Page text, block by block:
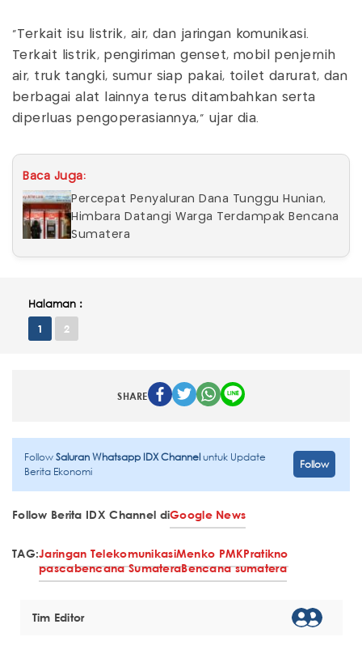
“Terkait isu listrik, air, dan jaringan komunikasi.
Terkait listrik, pengiriman genset, mobil penjernih
air, truk tangki, sumur siap pakai, toilet darurat, dan
berbagai alat lainnya terus ditambahkan serta
diperluas pengoperasiannya,” ujar dia.
Baca Juga:
Percepat Penyaluran Dana Tunggu Hunian,
Himbara Datangi Warga Terdampak Bencana
Sumatera
Halaman :
1 2
SHARE
FollowSaluran Whatsapp IDX Channeluntuk Update
Berita Ekonomi
Follow
Follow Berita IDX Channel diGoogle News
TAG:Jaringan TelekomunikasiMenko PMKPratikno
pascabencana SumateraBencana sumatera
Tim Editor